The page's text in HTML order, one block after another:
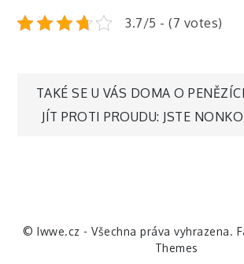
3.7/5 - (7 votes)
Navigace
TAKÉ SE U VÁS DOMA O
JÍT PROTI PROUDU: JSTE
© Iwwe.cz - Všechna práva vyhrazena.
Themes